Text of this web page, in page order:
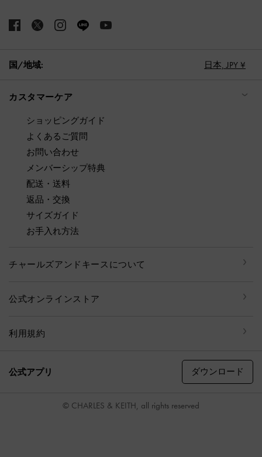
国/地域: 日本, JPY ¥
カスタマーケア
ショッピングガイド
よくあるご質問
お問い合わせ
メンバーシップ特典
配送・送料
返品・交換
サイズガイド
お手入れ方法
チャールズアンドキースについて
公式オンラインストア
利用規約
公式アプリ ダウンロード
© CHARLES & KEITH, all rights reserved